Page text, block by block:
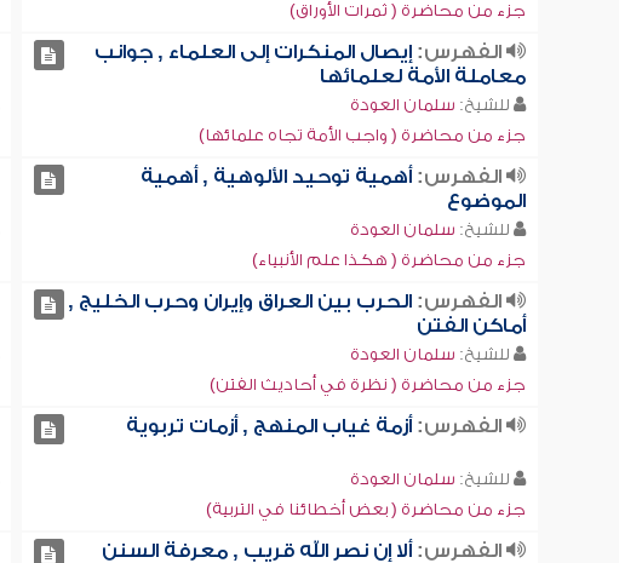
جزء من محاضرة ( ثمرات الأوراق)
الفهرس:إيصال المنكرات إلى العلماء , جوانب
معاملة الأمة لعلمائها
للشيخ: سلمان العودة
جزء من محاضرة ( واجب الأمة تجاه علمائها)
الفهرس:أهمية توحيد الألوهية , أهمية
الموضوع
للشيخ: سلمان العودة
جزء من محاضرة ( هكذا علم الأنبياء)
الفهرس:الحرب بين العراق وإيران وحرب الخليج ,
أماكن الفتن
للشيخ: سلمان العودة
جزء من محاضرة ( نظرة في أحاديث الفتن)
الفهرس:أزمة غياب المنهج , أزمات تربوية
للشيخ: سلمان العودة
جزء من محاضرة ( بعض أخطائنا في التربية)
الفهرس:ألا إن نصر الله قريب , معرفة السنن